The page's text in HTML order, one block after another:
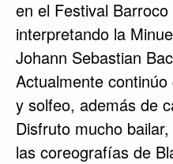
en el Festival
interpretando la
Johann Sebastian
Actualmente
y solfeo, además de
Disfruto mucho
las coreografías de